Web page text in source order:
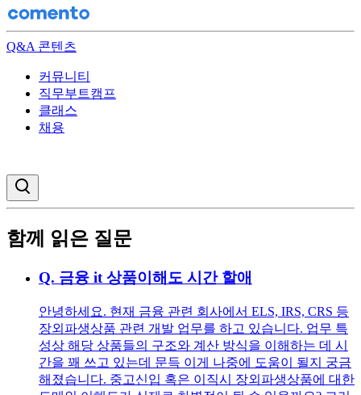
Q&A 콘텐츠
커뮤니티
직무부트캠프
클래스
채용
함께 읽은 질문
Q. 금융 it 상품이해도 시간 할애
안녕하세요. 현재 금융 관련 회사에서 ELS, IRS, CRS 등
장외파생상품 관련 개발 업무를 하고 있습니다. 업무 특
성상 해당 상품들의 구조와 계산 방식을 이해하는 데 시
간을 꽤 쓰고 있는데 문득 이게 나중에 도움이 될지 궁금
해졌습니다. 중고신입 혹은 이직시 장외파생상품에 대한